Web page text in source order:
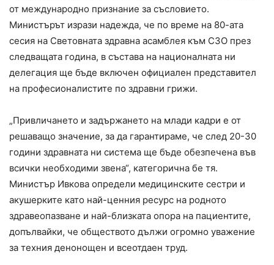
от международно признание за съсловието.
Министърът изрази надежда, че по време на 80-ата
сесия на Световната здравна асамблея към СЗО през
следващата година, в състава на националната ни
делегация ще бъде включен официален представител
на професионалистите по здравни грижи.
„Привличането и задържането на млади кадри е от
решаващо значение, за да гарантираме, че след 20-30
години здравната ни система ще бъде обезпечена във
всички необходими звена“, категорична бе тя.
Министър Ивкова определи медицинските сестри и
акушерките като най-ценния ресурс на родното
здравеопазване и най-близката опора на пациентите,
допълвайки, че обществото дължи огромно уважение
за техния денонощен и всеотдаен труд.